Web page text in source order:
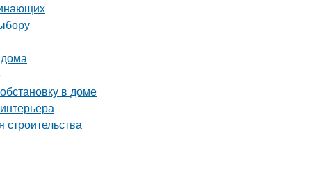
в доме